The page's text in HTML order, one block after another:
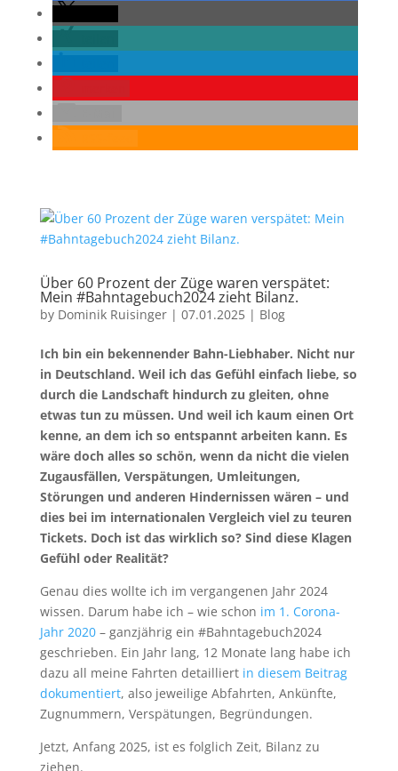
Über 60 Prozent der Züge waren verspätet:
Mein #Bahntagebuch2024 zieht Bilanz.
by Dominik Ruisinger| 07.01.2025| Blog
Ich bin ein bekennender Bahn-Liebhaber. Nicht nur
in Deutschland. Weil ich das Gefühl einfach liebe, so
durch die Landschaft hindurch zu gleiten, ohne
etwas tun zu müssen. Und weil ich kaum einen Ort
kenne, an dem ich so entspannt arbeiten kann. Es
wäre doch alles so schön, wenn da nicht die vielen
Zugausfällen, Verspätungen, Umleitungen,
Störungen und anderen Hindernissen wären – und
dies bei im internationalen Vergleich viel zu teuren
Tickets. Doch ist das wirklich so? Sind diese Klagen
Gefühl oder Realität?
Genau dies wollte ich im vergangenen Jahr 2024
wissen. Darum habe ich – wie schon im 1. Corona-
Jahr 2020– ganzjährig ein #Bahntagebuch2024
geschrieben. Ein Jahr lang, 12 Monate lang habe ich
dazu all meine Fahrten detailliertin diesem Beitrag
dokumentiert, also jeweilige Abfahrten, Ankünfte,
Zugnummern, Verspätungen, Begründungen.
Jetzt, Anfang 2025, ist es folglich Zeit, Bilanz zu
ziehen.